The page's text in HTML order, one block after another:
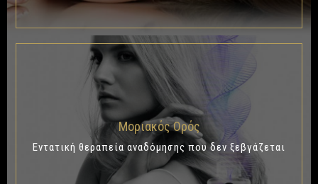
Μοριακός Ορός
Εντατική θεραπεία αναδόμησης που δεν ξεβγάζεται